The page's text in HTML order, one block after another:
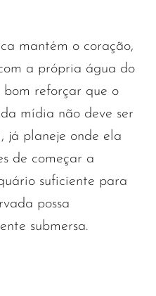
mantém o coração,
a própria água do
bom reforçar que o
mídia não deve ser
já planeje onde ela
de começar a
suficiente para
possa
submersa.